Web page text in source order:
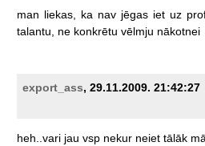
man liekas, ka nav jēgas iet uz
talantu,
ne konkrētu vēlmju nākotnei
export_ass, 29.11.2009. 21:42:27
heh..vari jau vsp nekur neiet tālāk